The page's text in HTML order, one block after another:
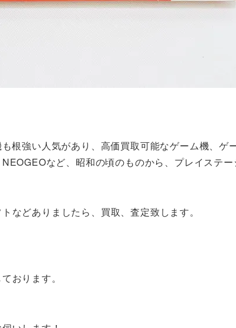
根強い人気があり、高価買取可能なゲーム機、ゲ
など、昭和の頃のものから、プレイステ
などありましたら、買取、査定致します。
おります。